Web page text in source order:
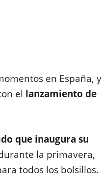
en España, y
el lanzamiento de
que inaugura su
la primavera,
todos los bolsillos.